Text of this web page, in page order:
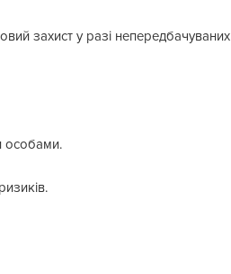
захист у разі непередбачуваних
особами.